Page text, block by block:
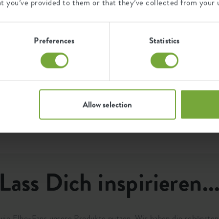
Preferences Statistics
Allow selection
99
Jahre
frostbeständig
Lass Dich inspirieren...